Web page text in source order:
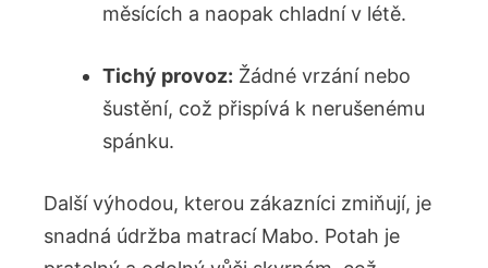
měsících a naopak chladní v létě.
Tichý provoz: Žádné vrzání nebo
šustění, což přispívá k nerušenému
spánku.
Další výhodou, kterou zákazníci zmiňují, je
snadná údržba matrací Mabo. Potah je